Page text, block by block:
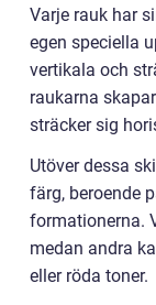
Varje rauk har
egen speciella
vertikala och
raukarna
sträcker sig
Utöver dessa
färg, beroende
formationerna.
medan andra
eller röda toner.